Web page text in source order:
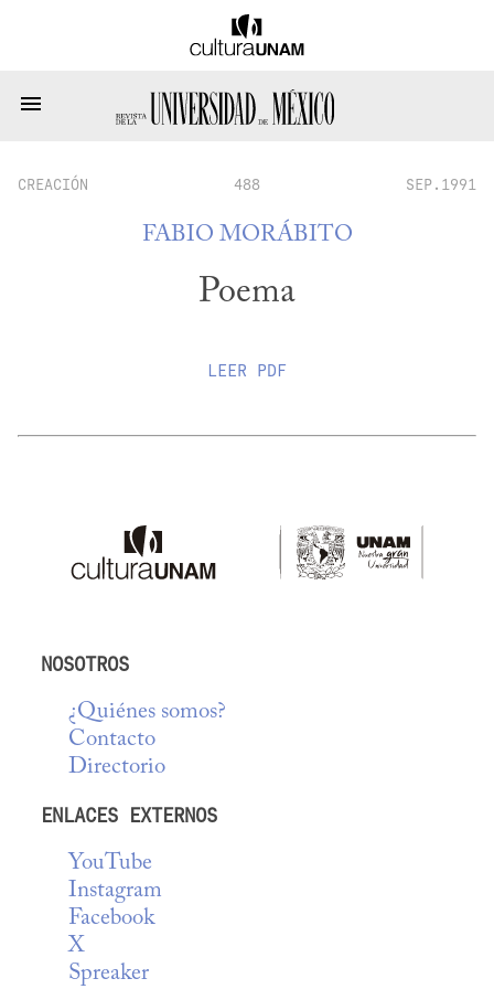
CREACIÓN 488 SEP.1991
FABIO MORÁBITO
Poema
LEER PDF
NOSOTROS
¿Quiénes somos?
Contacto
Directorio
ENLACES EXTERNOS
YouTube
Instagram
Facebook
X
Spreaker